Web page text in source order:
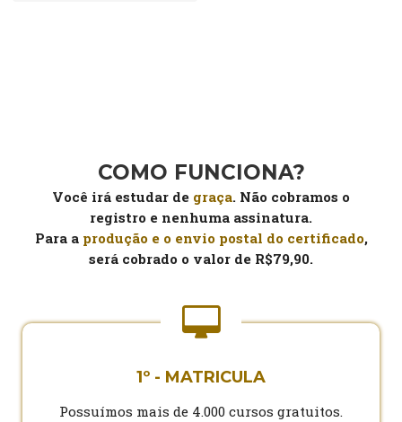
COMO FUNCIONA?
Você irá estudar de graça. Não cobramos o
registro e nenhuma assinatura.
Para a produção e o envio postal do certificado,
será cobrado o valor de R$79,90.
1º - MATRICULA
Possuímos mais de 4.000 cursos gratuitos.